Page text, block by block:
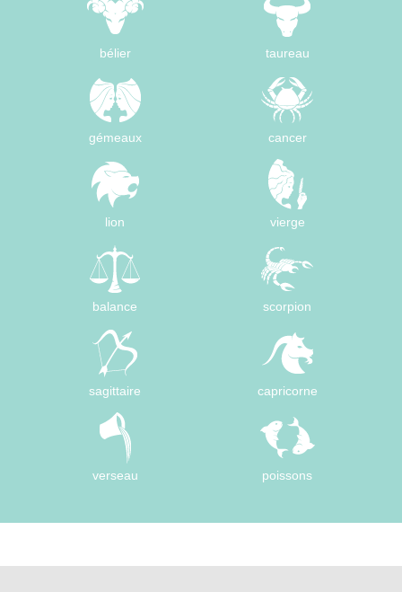
bélier taureau
gémeaux cancer
lion vierge
balance scorpion
sagittaire capricorne
verseau poissons